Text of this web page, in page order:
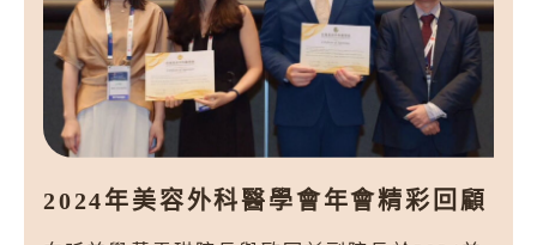
2024年美容外科醫學會年會精彩回顧